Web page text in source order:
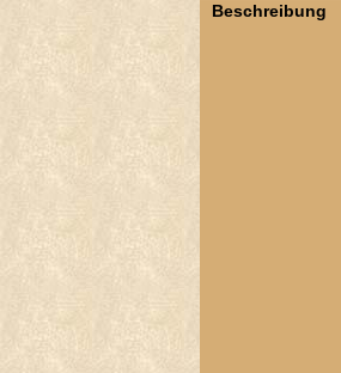
Beschreibung